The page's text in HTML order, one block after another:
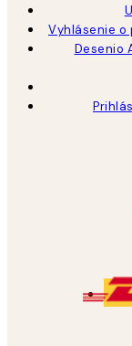
Vyhlásenie o
Desenio